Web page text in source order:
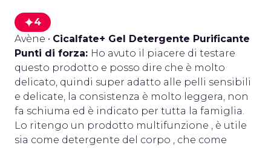
4
Avène • Cicalfate+ Gel Detergente Purificante
Punti di forza: Ho avuto il piacere di testare
questo prodotto e posso dire che è molto
delicato, quindi super adatto alle pelli sensibili
e delicate, la consistenza è molto leggera, non
fa schiuma ed è indicato per tutta la famiglia.
Lo ritengo un prodotto multifunzione , è utile
sia come detergente del corpo , che come